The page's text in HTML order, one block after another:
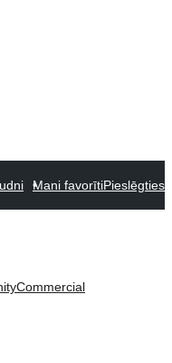
Mani favorītiPieslēgties
Commercial